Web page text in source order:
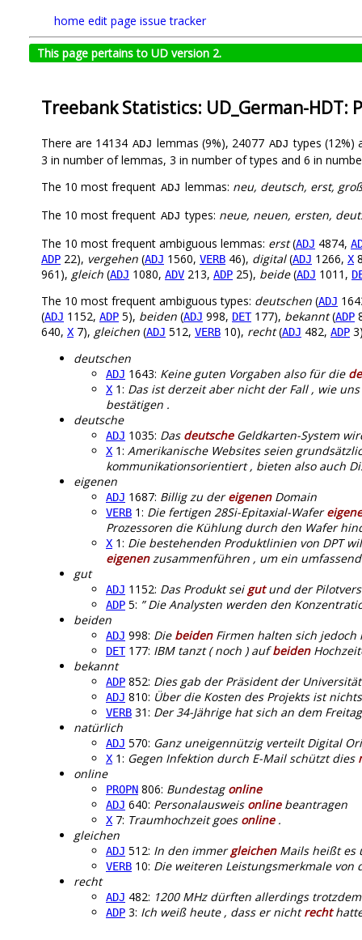
home edit page issue tracker
This page pertains to UD version 2.
Treebank Statistics: UD_German-HDT:
There are 14134 ADJ lemmas (9%), 24077 ADJ types (12%)
3 in number of lemmas, 3 in number of types and 6 in
The 10 most frequent ADJ lemmas: neu, deutsch, erst,
The 10 most frequent ADJ types: neue, neuen, ersten,
The 10 most frequent ambiguous lemmas: erst(ADJ 4874,
ADP 22), vergehen (ADJ 1560, VERB 46), digital(ADJ 1266, X
961), gleich (ADJ 1080, ADV 213, ADP 25), beide(ADJ 1011,
The 10 most frequent ambiguous types: deutschen (ADJ
(ADJ 1152, ADP 5), beiden (ADJ 998, DET177), bekannt(ADP
640, X 7), gleichen (ADJ 512, VERB 10), recht(ADJ 482, ADP
deutschen
ADJ 1643: Keine guten Vorgaben also für die
X 1: Das ist derzeit aber nicht der Fall , wie
bestätigen .
deutsche
ADJ 1035: Das deutscheGeldkarten-System
X 1: Amerikanische Websites seien
kommunikationsorientiert , bieten also auch
eigenen
ADJ 1687: Billig zu dereigenenDomain
VERB 1: Die fertigen 28Si-Epitaxial-Wafer
Prozessoren die Kühlung durch den Wafer
X 1: Die bestehenden Produktlinien von DPT
eigenenzusammenführen , um ein
gut
ADJ 1152: Das Produkt seigutund der
ADP 5: ” Die Analysten werden den
beiden
ADJ 998: Die beidenFirmen halten sich jedoch
DET177: IBM tanzt ( noch ) aufbeiden
bekannt
ADP 852: Dies gab der Präsident der
ADJ 810: Über die Kosten des Projekts ist
VERB 31: Der 34-Jährige hat sich an dem
natürlich
ADJ 570: Ganz uneigennützig verteilt Digital
X 1: Gegen Infektion durch E-Mail schützt dies
online
PROPN 806: Bundestag online
ADJ 640: Personalausweis onlinebeantragen
X 7: Traumhochzeit goes online.
gleichen
ADJ 512: In den immergleichenMails heißt es
VERB 10: Die weiteren Leistungsmerkmale von
recht
ADJ 482: 1200 MHz dürften allerdings
ADP 3: Ich weiß heute , dass er nichtrecht